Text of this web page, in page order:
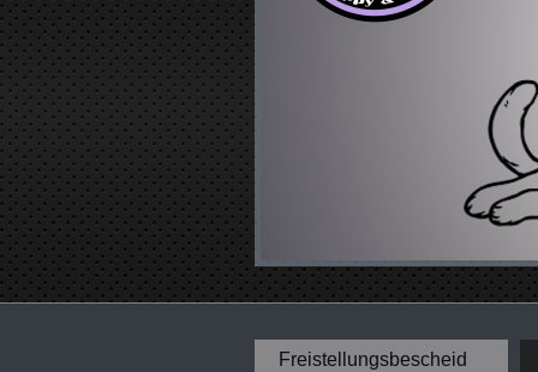
Freistellungsbescheid